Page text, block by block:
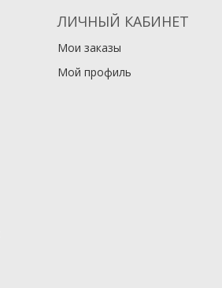
ЛИЧНЫЙ КАБИНЕТ
Мои заказы
Мой профиль